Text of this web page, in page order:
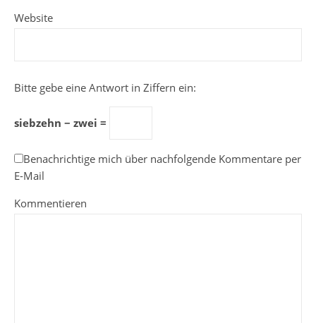
Website
Bitte gebe eine Antwort in Ziffern ein:
siebzehn − zwei =
Benachrichtige mich über nachfolgende Kommentare per
E-Mail
Kommentieren